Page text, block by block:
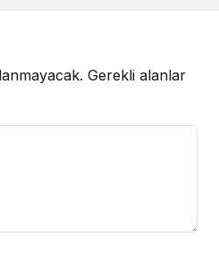
Gerekli alanlar